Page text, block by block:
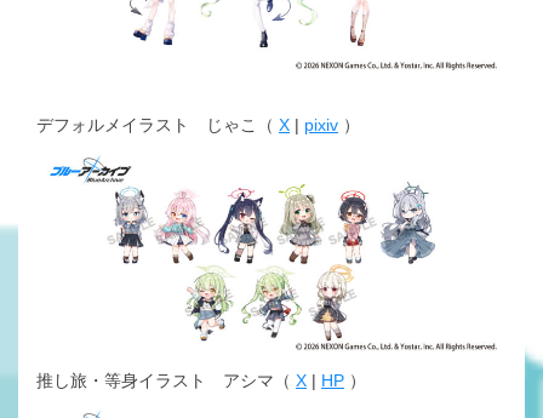
デフォルメイラスト じゃこ（ X | pixiv ）
推し旅・等身イラスト アシマ（ X | HP ）